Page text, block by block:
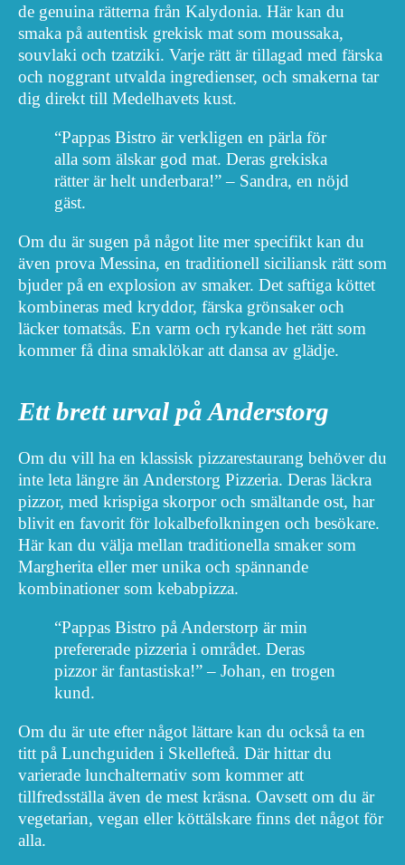
de genuina rätterna från Kalydonia. Här kan du
smaka på autentisk grekisk mat som moussaka,
souvlaki och tzatziki. Varje rätt är tillagad med färska
och noggrant utvalda ingredienser, och smakerna tar
dig direkt till Medelhavets kust.
“Pappas Bistro är verkligen en pärla för
alla som älskar god mat. Deras grekiska
rätter är helt underbara!” – Sandra, en nöjd
gäst.
Om du är sugen på något lite mer specifikt kan du
även prova Messina, en traditionell siciliansk rätt som
bjuder på en explosion av smaker. Det saftiga köttet
kombineras med kryddor, färska grönsaker och
läcker tomatsås. En varm och rykande het rätt som
kommer få dina smaklökar att dansa av glädje.
Ett brett urval på Anderstorg
Om du vill ha en klassisk pizzarestaurang behöver du
inte leta längre än Anderstorg Pizzeria. Deras läckra
pizzor, med krispiga skorpor och smältande ost, har
blivit en favorit för lokalbefolkningen och besökare.
Här kan du välja mellan traditionella smaker som
Margherita eller mer unika och spännande
kombinationer som kebabpizza.
“Pappas Bistro på Anderstorp är min
prefererade pizzeria i området. Deras
pizzor är fantastiska!” – Johan, en trogen
kund.
Om du är ute efter något lättare kan du också ta en
titt på Lunchguiden i Skellefteå. Där hittar du
varierade lunchalternativ som kommer att
tillfredsställa även de mest kräsna. Oavsett om du är
vegetarian, vegan eller köttälskare finns det något för
alla.